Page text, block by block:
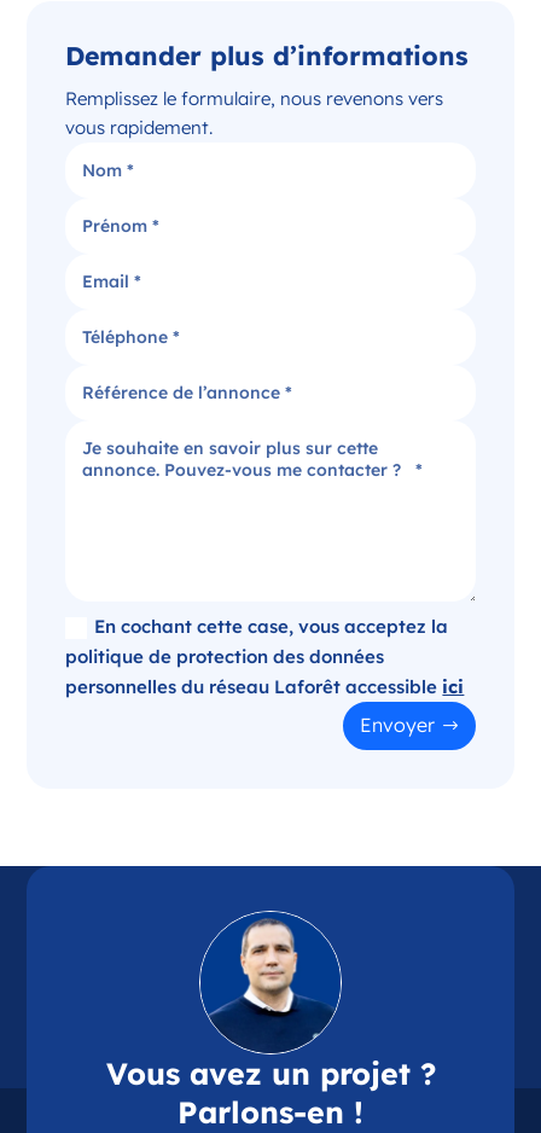
Opportunité d’ouverture à Issoudun
Issoudun Centre-Val de Loire
France
Référence
Plus d'infos
Candidater
Agence immobilière dans le Puy-de-Dôme
France
Opportunité d’ouverture à Panazol
Opportunité d’ouverture à Chamalières
Chamalières Auvergne-Rhône-Alpes
France
: 63075
Demander plus d’informations
Remplissez le formulaire, nous revenons vers
vous rapidement.
En cochant cette case, vous acceptez la
politique de protection des données
personnelles du réseau Laforêt accessible ici
Envoyer
Vous avez un projet ?
Parlons-en !